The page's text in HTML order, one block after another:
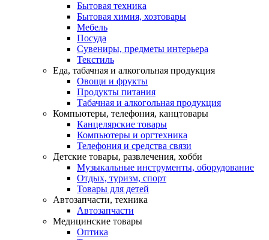
Бытовая техника
Бытовая химия, хозтовары
Мебель
Посуда
Сувениры, предметы интерьера
Текстиль
Еда, табачная и алкогольная продукция
Овощи и фрукты
Продукты питания
Табачная и алкогольная продукция
Компьютеры, телефония, канцтовары
Канцелярские товары
Компьютеры и оргтехника
Телефония и средства связи
Детские товары, развлечения, хобби
Музыкальные инструменты, оборудование
Отдых, туризм, спорт
Товары для детей
Автозапчасти, техника
Автозапчасти
Медицинские товары
Оптика